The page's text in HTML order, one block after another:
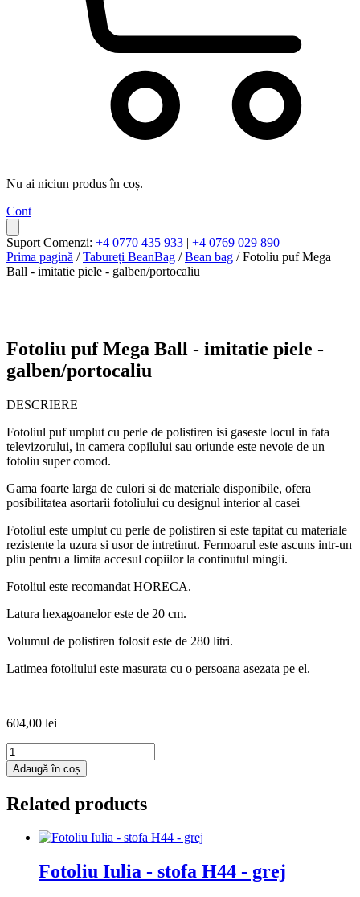
Nu ai niciun produs în coș.
Cont
Suport Comenzi: +4 0770 435 933 | +4 0769 029 890
Prima pagină /Tabureți BeanBag /Bean bag / Fotoliu puf Mega
Ball - imitatie piele - galben/portocaliu
Fotoliu puf Mega Ball - imitatie piele -
galben/portocaliu
DESCRIERE
Fotoliul puf umplut cu perle de polistiren isi gaseste locul in fata
televizorului, in camera copilului sau oriunde este nevoie de un
fotoliu super comod.
Gama foarte larga de culori si de materiale disponibile, ofera
posibilitatea asortarii fotoliului cu designul interior al casei
Fotoliul este umplut cu perle de polistiren si este tapitat cu materiale
rezistente la uzura si usor de intretinut. Fermoarul este ascuns intr-un
pliu pentru a limita accesul copiilor la continutul mingii.
Fotoliul este recomandat HORECA.
Latura hexagoanelor este de 20 cm.
Volumul de polistiren folosit este de 280 litri.
Latimea fotoliului este masurata cu o persoana asezata pe el.
604,00 lei
Cantitate
Fotoliu
puf
Ball
imitatie
galben/portocaliu
Adaugă în coș
Related products
Fotoliu Iulia - stofa H44 - grej